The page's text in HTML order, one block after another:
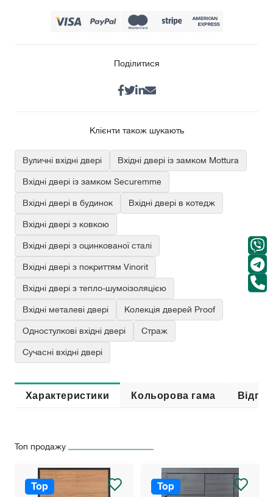
Поділитися
Клієнти також шукають
Вуличні вхідні двері Вхідні двері із замком Mottura
Вхідні двері із замком Securemme
Вхідні двері в будинок Вхідні двері в котедж
Вхідні двері з ковкою
Вхідні двері з оцинкованої сталі
Вхідні двері з покриттям Vinorit
Вхідні двері з тепло-шумоізоляцією
Вхідні металеві двері Колекція дверей Proof
Одностулкові вхідні двері Страж
Сучасні вхідні двері
Характеристики Кольорова гама
Топ продажу
Top Top